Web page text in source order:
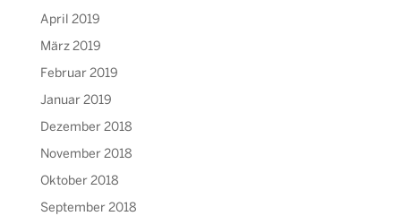
April 2019
März 2019
Februar 2019
Januar 2019
Dezember 2018
November 2018
Oktober 2018
September 2018